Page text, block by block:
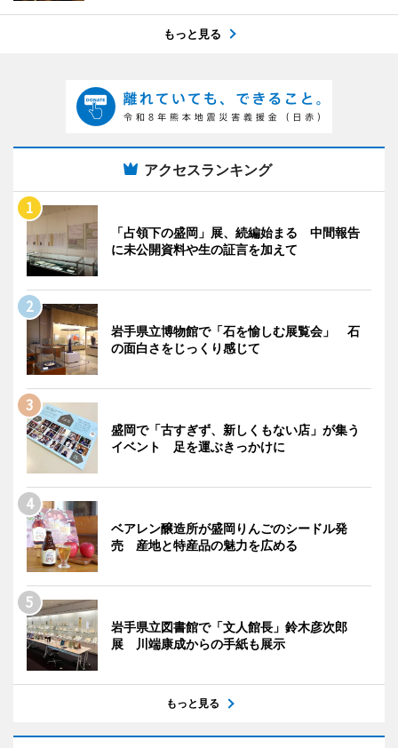
もっと見る
アクセスランキング
「占領下の盛岡」展、続編始まる 中間報告
に未公開資料や生の証言を加えて
岩手県立博物館で「石を愉しむ展覧会」 石
の面白さをじっくり感じて
盛岡で「古すぎず、新しくもない店」が集う
イベント 足を運ぶきっかけに
ベアレン醸造所が盛岡りんごのシードル発
売 産地と特産品の魅力を広める
岩手県立図書館で「文人館長」鈴木彦次郎
展 川端康成からの手紙も展示
もっと見る